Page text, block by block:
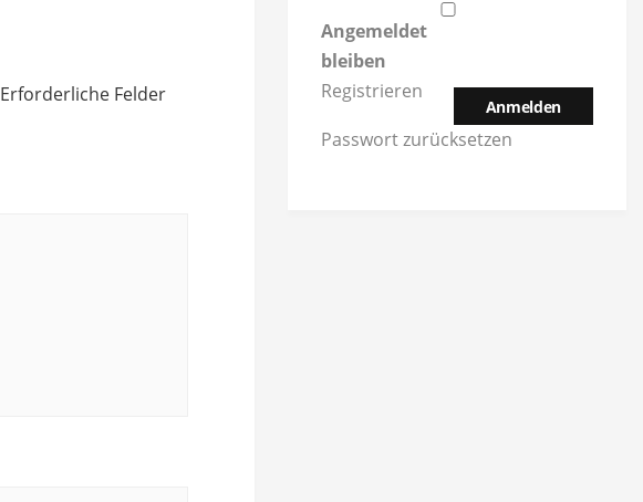
Erforderliche Felder
Angemeldet
bleiben
Anmelden
Registrieren
Passwort zurücksetzen